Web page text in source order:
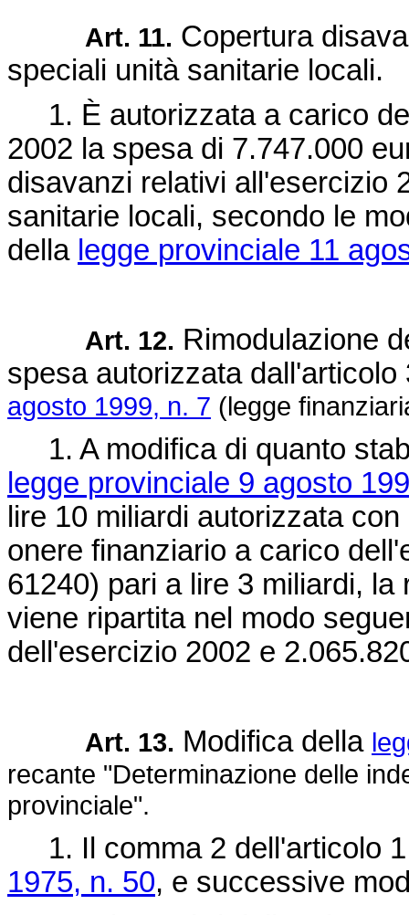
Art. 11. Copertura
speciali unità sanitarie locali.
1. È autorizzata a carico
2002 la spesa di 7.747.000
disavanzi relativi all'esercizio
sanitarie locali, secondo le
della legge provinciale 11
Art. 12. Rimodulazione
spesa autorizzata
agosto 1999, n. 7 (legge
1. A modifica di quanto
legge provinciale 9 agosto
lire 10 miliardi autorizzata
onere finanziario a carico
61240) pari a lire 3 miliardi,
viene ripartita nel modo
dell'esercizio 2002 e
Art. 13. Modifica della
recante "Determinazione delle
provinciale".
1. Il comma 2 dell'articolo
1975, n. 50, e successive